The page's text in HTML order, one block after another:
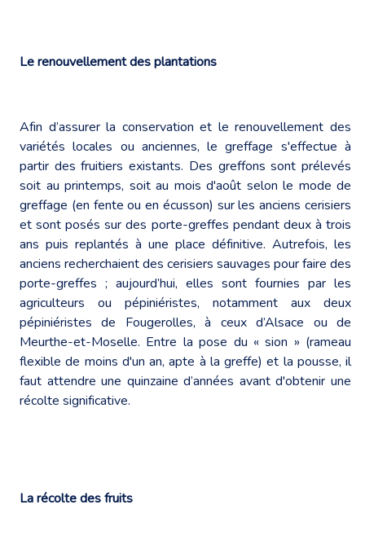
Le renouvellement des plantations
Afin d’assurer la conservation et le renouvellement des
variétés locales ou anciennes, le greffage s'effectue à
partir des fruitiers existants. Des greffons sont prélevés
soit au printemps, soit au mois d'août selon le mode de
greffage (en fente ou en écusson) sur les anciens cerisiers
et sont posés sur des porte-greffes pendant deux à trois
ans puis replantés à une place définitive. Autrefois, les
anciens recherchaient des cerisiers sauvages pour faire des
porte-greffes ; aujourd’hui, elles sont fournies par les
agriculteurs ou pépiniéristes, notamment aux deux
pépiniéristes de Fougerolles, à ceux d’Alsace ou de
Meurthe-et-Moselle. Entre la pose du « sion » (rameau
flexible de moins d'un an, apte à la greffe) et la pousse, il
faut attendre une quinzaine d’années avant d'obtenir une
récolte significative.
La récolte des fruits